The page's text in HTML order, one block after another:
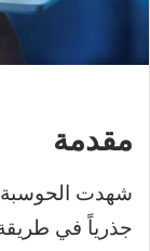
مقدمة
شهدت الحوسبة
جذرياً في